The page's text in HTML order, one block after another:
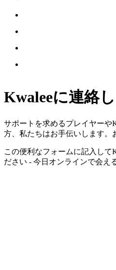
Kwaleeに連絡
サポートを求めるプレイヤーや
方、私たちはお手伝いします。
この便利なフォームに記入して
ださい - 今日オンラインで会え